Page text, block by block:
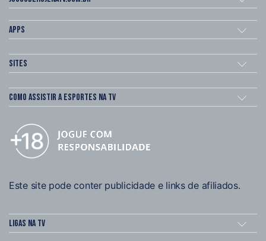
Apps
Sites
Como assistir a esportes na TV
Este site pode conter publicidade e links de afiliados.
Ligas na TV